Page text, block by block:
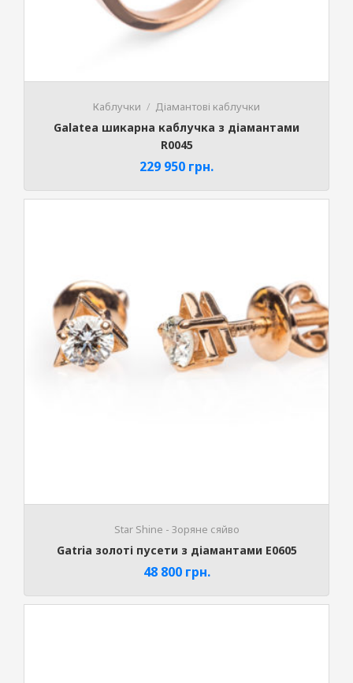
Каблучки Діамантові каблучки
Galatea шикарна каблучка з діамантами
R0045
229 950 грн.
Stаr Shine - Зоряне сяйво
Gatria золоті пусети з діамантами E0605
48 800 грн.